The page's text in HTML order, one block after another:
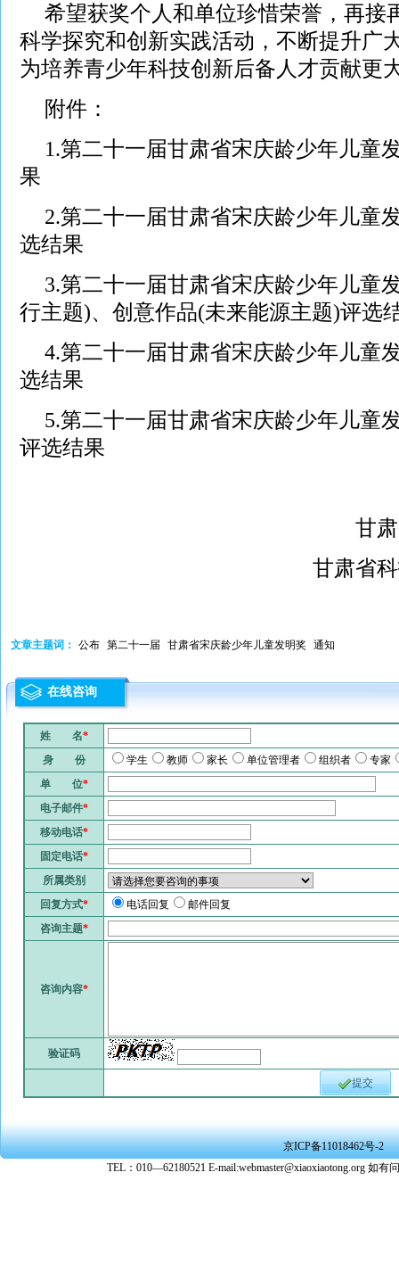
希望获奖个人和单位珍惜荣誉，再接
科学探究和创新实践活动，不断提升广
为培养青少年科技创新后备人才贡献更
附件：
1.第二十一届甘肃省宋庆龄少年儿童
果
2.第二十一届甘肃省宋庆龄少年儿童
选结果
3.第二十一届甘肃省宋庆龄少年儿童
行主题)、创意作品(未来能源主题)评选
4.第二十一届甘肃省宋庆龄少年儿童
选结果
5.第二十一届甘肃省宋庆龄少年儿童
评选结果
甘
甘肃省
文章主题词： 公布 第二十一届 甘肃省宋庆龄少年儿童发明奖 通知
在线咨询
姓 名*
身 份
学生 教师 家长 单位管理者 组织者
专家
单 位*
电子邮件*
移动电话*
固定电话*
所属类别
回复方式* 电话回复
邮件回复
咨询主题*
咨询内容*
验证码
提交
京ICP备11018462号-2
TEL：010—62180521 E-mail:webmaster@xiaoxiaotong.org 如